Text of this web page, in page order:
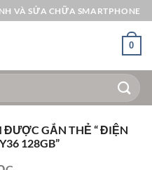
VÀ SỬA CHỮA SMARTPHONE
0
ĐƯỢC GẮN THẺ “ ĐIỆN
128GB”